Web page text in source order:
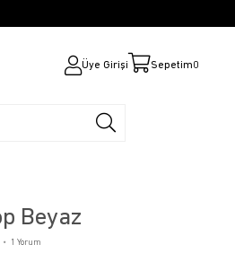
Üye Girişi Sepetim0
Beyaz
• 1 Yorum